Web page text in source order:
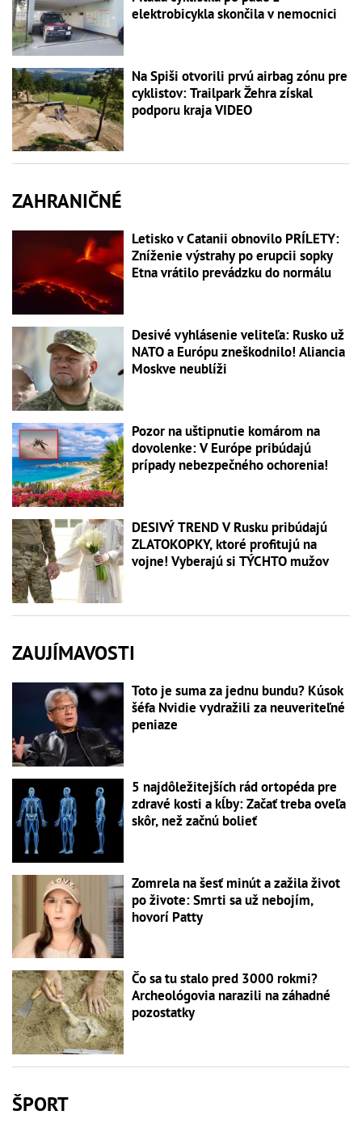
elektrobicykla skončila v nemocnici
Na Spiši otvorili prvú airbag zónu pre
cyklistov: Trailpark Žehra získal
podporu kraja VIDEO
ZAHRANIČNÉ
Letisko v Catanii obnovilo PRÍLETY:
Zníženie výstrahy po erupcii sopky
Etna vrátilo prevádzku do normálu
Desivé vyhlásenie veliteľa: Rusko už
NATO a Európu zneškodnilo! Aliancia
Moskve neublíži
Pozor na uštipnutie komárom na
dovolenke: V Európe pribúdajú
prípady nebezpečného ochorenia!
DESIVÝ TREND V Rusku pribúdajú
ZLATOKOPKY, ktoré profitujú na
vojne! Vyberajú si TÝCHTO mužov
ZAUJÍMAVOSTI
Toto je suma za jednu bundu? Kúsok
šéfa Nvidie vydražili za neuveriteľné
peniaze
5 najdôležitejších rád ortopéda pre
zdravé kosti a kĺby: Začať treba oveľa
skôr, než začnú bolieť
Zomrela na šesť minút a zažila život
po živote: Smrti sa už nebojím,
hovorí Patty
Čo sa tu stalo pred 3000 rokmi?
Archeológovia narazili na záhadné
pozostatky
ŠPORT